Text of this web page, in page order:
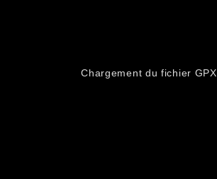
Chargement du fichier GPX